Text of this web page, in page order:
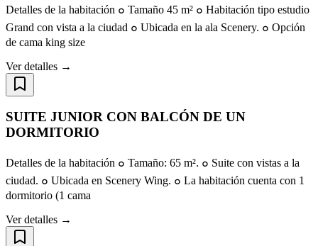
Detalles de la habitación ๐ Tamaño 45 m² ๐ Habitación tipo estudio
Grand con vista a la ciudad ๐ Ubicada en la ala Scenery. ๐ Opción
de cama king size
Ver detalles →
SUITE JUNIOR CON BALCÓN DE UN
DORMITORIO
Detalles de la habitación ๐ Tamaño: 65 m². ๐ Suite con vistas a la
ciudad. ๐ Ubicada en Scenery Wing. ๐ La habitación cuenta con 1
dormitorio (1 cama
Ver detalles →